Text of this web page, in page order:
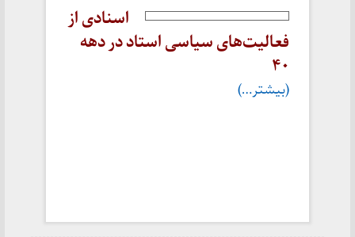
اسنادی از
فعالیت‌های سیاسی استاد در دهه
۴۰
(بیشتر…)